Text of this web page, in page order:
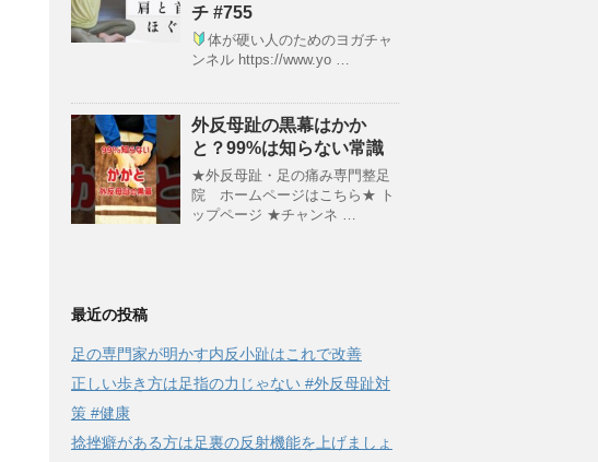
チ #755
体が硬い人のためのヨガチャ
ンネル https://www.yo …
外反母趾の黒幕はかか
と？99%は知らない常識
★外反母趾・足の痛み専門整足
院 ホームページはこちら★ ト
ップページ ★チャンネ …
最近の投稿
足の専門家が明かす内反小趾はこれで改善
正しい歩き方は足指の力じゃない #外反母趾対
策 #健康
捻挫癖がある方は足裏の反射機能を上げましょ